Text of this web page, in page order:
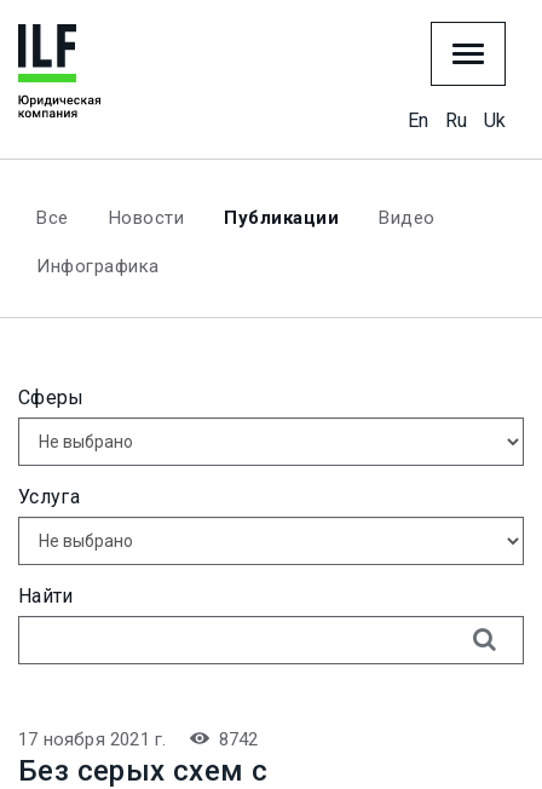
En Ru Uk
Все Новости Публикации Видео
Инфографика
Сферы
Услуга
Найти
17 ноября 2021 г. 8742
Без серых схем с